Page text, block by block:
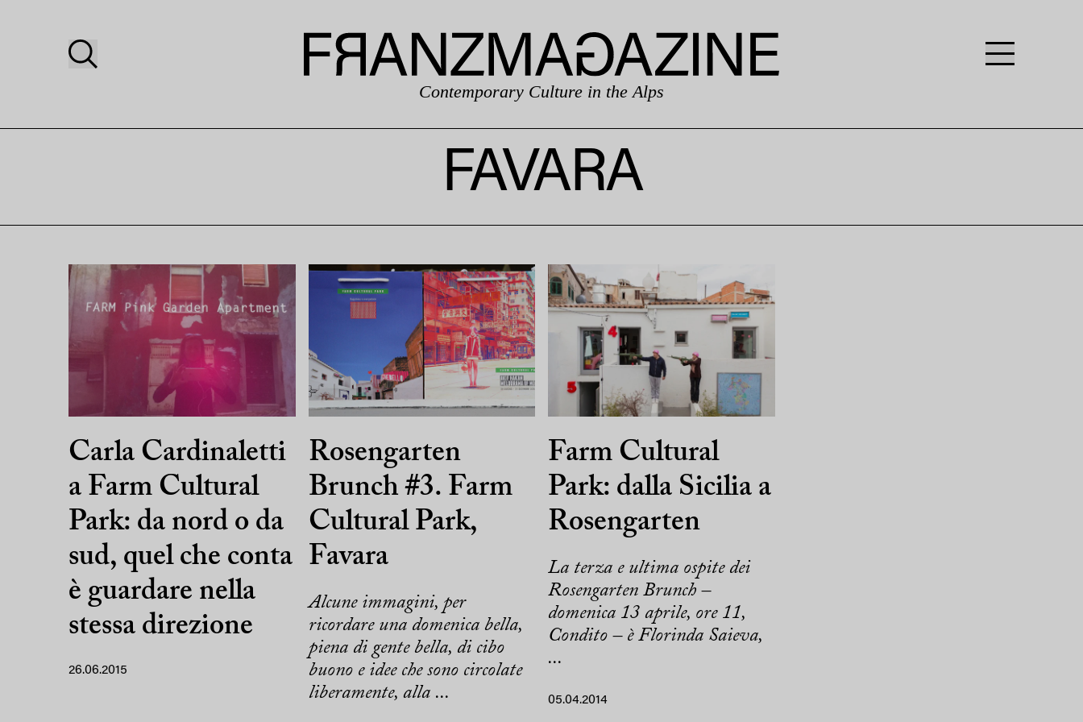
Contemporary Culture in the Alps
FAVARA
Carla Cardinaletti
a Farm Cultural
Park: da nord o da
sud, quel che conta
è guardare nella
stessa direzione
26.06.2015
Rosengarten
Brunch #3. Farm
Cultural Park,
Favara
Alcune immagini, per
ricordare una domenica bella,
piena di gente bella, di cibo
buono e idee che sono circolate
liberamente, alla ...
Farm Cultural
Park: dalla Sicilia a
Rosengarten
La terza e ultima ospite dei
Rosengarten Brunch –
domenica 13 aprile, ore 11,
Condito – è Florinda Saieva,
...
05.04.2014